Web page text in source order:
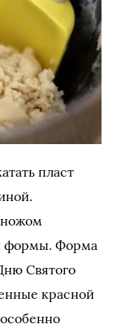
пласт
формы. Форма
Святого
красной